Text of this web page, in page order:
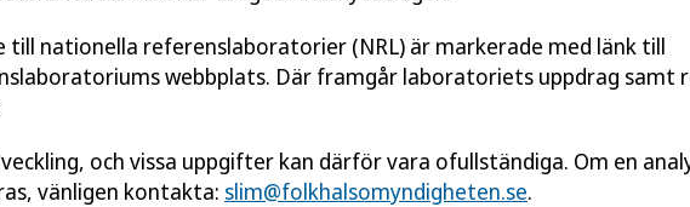
till nationella referenslaboratorier (NRL) är markerade med länk till
webbplats. Där framgår laboratoriets uppdrag samt
och vissa uppgifter kan därför vara ofullständiga. Om en
vänligen kontakta: slim@folkhalsomyndigheten.se.